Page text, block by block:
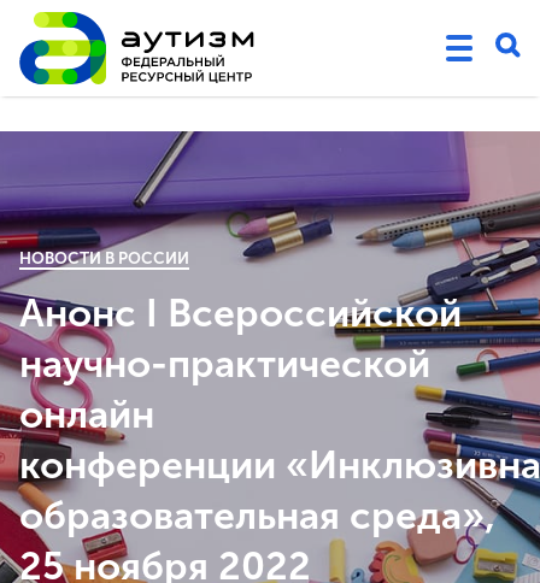
НОВОСТИ В РОССИИ
Анонс I Всероссийской
научно-практической
онлайн
конференции
образовательная среда»,
25 ноября 2022